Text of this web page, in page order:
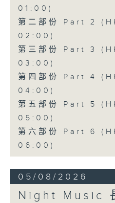
01:00)
第二部份 Part 2
02:00)
第三部份 Part 3
03:00)
第四部份 Part 4
04:00)
第五部份 Part 5
05:00)
第六部份 Part 6
06:00)
05/08/2026
Night Music